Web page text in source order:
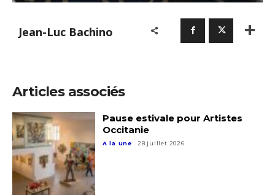
Jean-Luc Bachino
Articles associés
Pause estivale pour Artistes
Occitanie
A la une 28 juillet 2026